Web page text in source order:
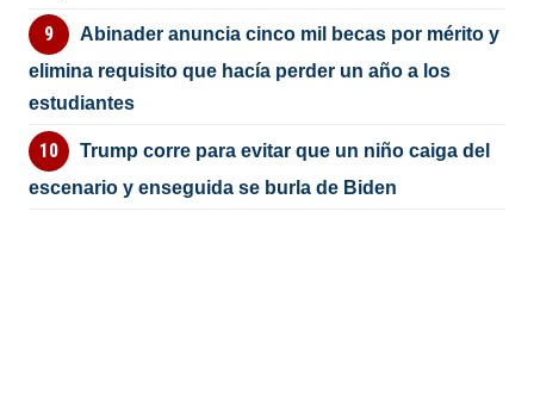
Abinader anuncia cinco mil becas por mérito y
elimina requisito que hacía perder un año a los
estudiantes
Trump corre para evitar que un niño caiga del
escenario y enseguida se burla de Biden